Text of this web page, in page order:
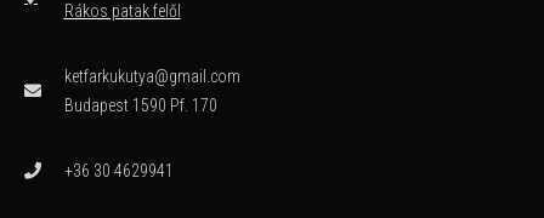
Rákos patak felől
ketfarkukutya@gmail.com
Budapest 1590 Pf. 170
+36 30 4629941